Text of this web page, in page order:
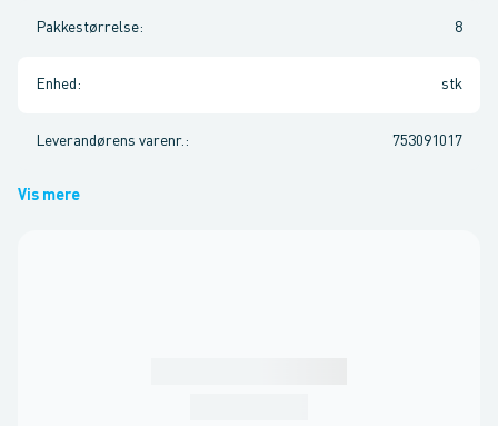
Pakkestørrelse: 8
Enhed : stk
Leverandørens varenr. : 753091017
Vis mere